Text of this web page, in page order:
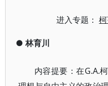
进入专题：
●林育川
内容提要：在G.A.